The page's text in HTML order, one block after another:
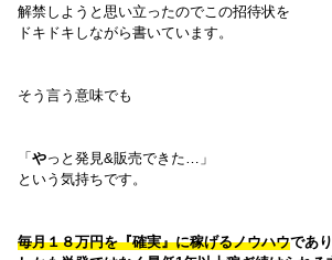
解禁しようと思い立ったのでこの招待状を
ドキドキしながら書いています。
そう言う意味でも
「 やっと発見&販売できた…」
という気持ちです。
毎月１８万円を『確実』に稼げるノウハウであり